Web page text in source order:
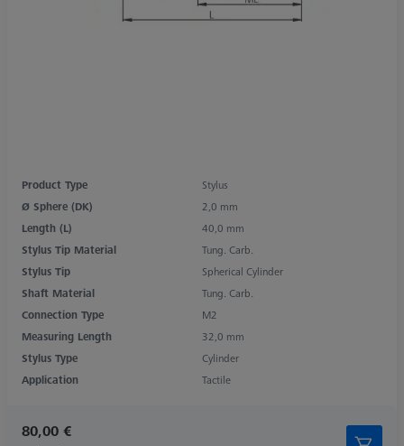
Product Type
Stylus
Ø Sphere (DK)
2,0 mm
Length (L)
40,0 mm
Stylus Tip Material
Tung. Carb.
Stylus Tip
Spherical Cylinder
Shaft Material
Tung. Carb.
Connection Type
M2
Measuring Length
32,0 mm
Stylus Type
Cylinder
Application
Tactile
80,00 €